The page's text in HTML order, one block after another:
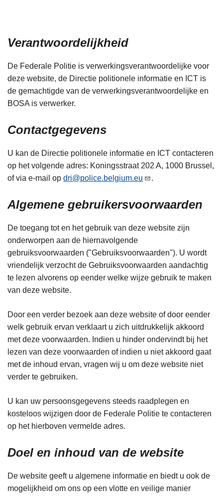
Verantwoordelijkheid
De Federale Politie is verwerkingsverantwoordelijke voor
deze website, de Directie politionele informatie en ICT is
de gemachtigde van de verwerkingsverantwoordelijke en
BOSA is verwerker.
Contactgegevens
U kan de Directie politionele informatie en ICT contacteren
op het volgende adres: Koningsstraat 202 A, 1000 Brussel,
of via e-mail op dri@police.belgium.eu .
Algemene gebruikersvoorwaarden
De toegang tot en het gebruik van deze website zijn
onderworpen aan de hiernavolgende
gebruiksvoorwaarden ("Gebruiksvoorwaarden"). U wordt
vriendelijk verzocht de Gebruiksvoorwaarden aandachtig
te lezen alvorens op eender welke wijze gebruik te maken
van deze website.
Door een verder bezoek aan deze website of door eender
welk gebruik ervan verklaart u zich uitdrukkelijk akkoord
met deze voorwaarden. Indien u hinder ondervindt bij het
lezen van deze voorwaarden of indien u niet akkoord gaat
met de inhoud ervan, vragen wij u om deze website niet
verder te gebruiken.
U kan uw persoonsgegevens steeds raadplegen en
kosteloos wijzigen door de Federale Politie te contacteren
op het hierboven vermelde adres.
Doel en inhoud van de website
De website geeft u algemene informatie en biedt u ook de
mogelijkheid om ons op een vlotte en veilige manier